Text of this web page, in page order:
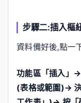
步驟二:插入樞
資料備好後,點一
功能區「插入」
(表格或範圍)→